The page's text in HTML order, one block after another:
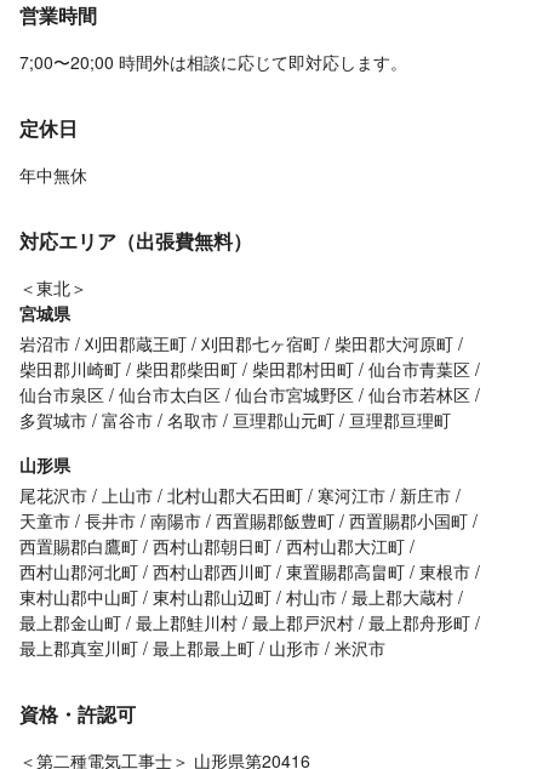
営業時間
7;00〜20;00 時間外は相談に応じて即対応します。
定休日
年中無休
対応エリア（出張費無料）
＜東北＞
宮城県
岩沼市 刈田郡蔵王町 刈田郡七ヶ宿町
柴田郡大河原町
柴田郡川崎町
柴田郡柴田町 柴田郡村田町 仙台市青葉区
仙台市泉区 仙台市太白区 仙台市宮城野区 仙台市若林区
多賀城市 富谷市 名取市 亘理郡山元町
亘理郡亘理町
山形県
尾花沢市 上山市 北村山郡大石田町 寒河江市
新庄市
天童市 長井市 南陽市 西置賜郡飯豊町 西置賜郡小国町
西置賜郡白鷹町 西村山郡朝日町 西村山郡大江町
西村山郡河北町 西村山郡西川町 東置賜郡高畠町 東根市
東村山郡中山町 東村山郡山辺町 村山市 最上郡大蔵村
最上郡金山町 最上郡鮭川村 最上郡戸沢村 最上郡舟形町
最上郡真室川町 最上郡最上町 山形市 米沢市
資格・許認可
＜第二種電気工事士＞ 山形県第20416